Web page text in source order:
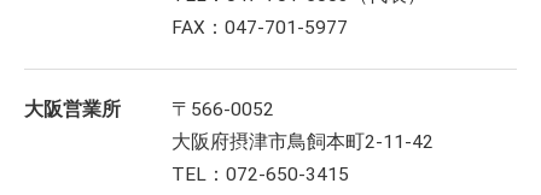
FAX：047-701-5977
大阪営業所
〒566-0052
大阪府摂津市鳥飼本町2-11-42
TEL：072-650-3415